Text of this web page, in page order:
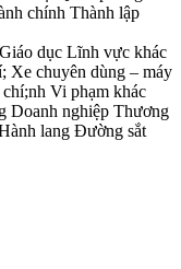
chính Thành lập
dục Lĩnh vực khác
Xe chuyên dùng – máy
Vi phạm khác
Doanh nghiệp Thương
lang Đường sắt